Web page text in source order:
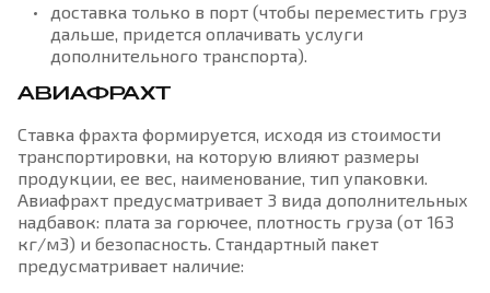
доставка только в порт (чтобы переместить груз
дальше, придется оплачивать услуги
дополнительного транспорта).
АВИАФРАХТ
Ставка фрахта формируется, исходя из стоимости
транспортировки, на которую влияют размеры
продукции, ее вес, наименование, тип упаковки.
Авиафрахт предусматривает 3 вида дополнительных
надбавок: плата за горючее, плотность груза (от 163
кг/м3) и безопасность. Стандартный пакет
предусматривает наличие: